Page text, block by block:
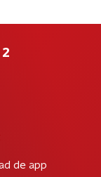
2
de app